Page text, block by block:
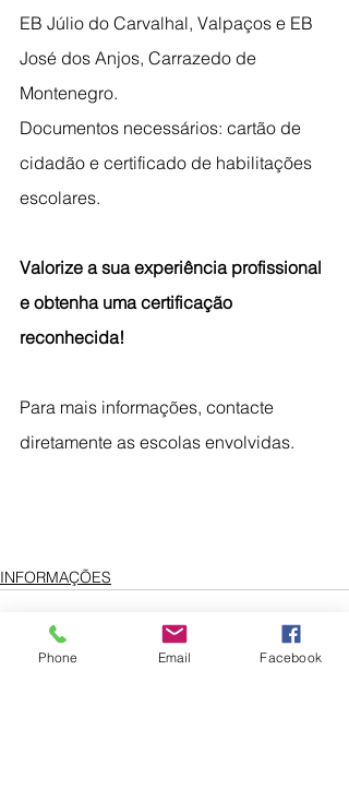
EB Júlio do Carvalhal, Valpaços e EB
José dos Anjos, Carrazedo de
Montenegro.
Documentos necessários: cartão de
cidadão e certificado de habilitações
escolares.
Valorize a sua experiência profissional
e obtenha uma certificação
reconhecida!
Para mais informações, contacte
diretamente as escolas envolvidas.
INFORMAÇÕES
Phone Email Facebook